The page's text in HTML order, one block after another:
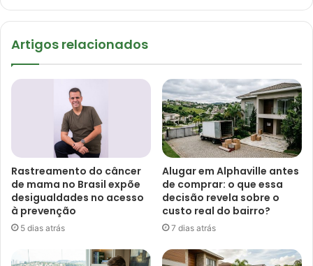
Artigos relacionados
Rastreamento do câncer
de mama no Brasil expõe
desigualdades no acesso
à prevenção
5 dias atrás
Alugar em Alphaville antes
de comprar: o que essa
decisão revela sobre o
custo real do bairro?
7 dias atrás